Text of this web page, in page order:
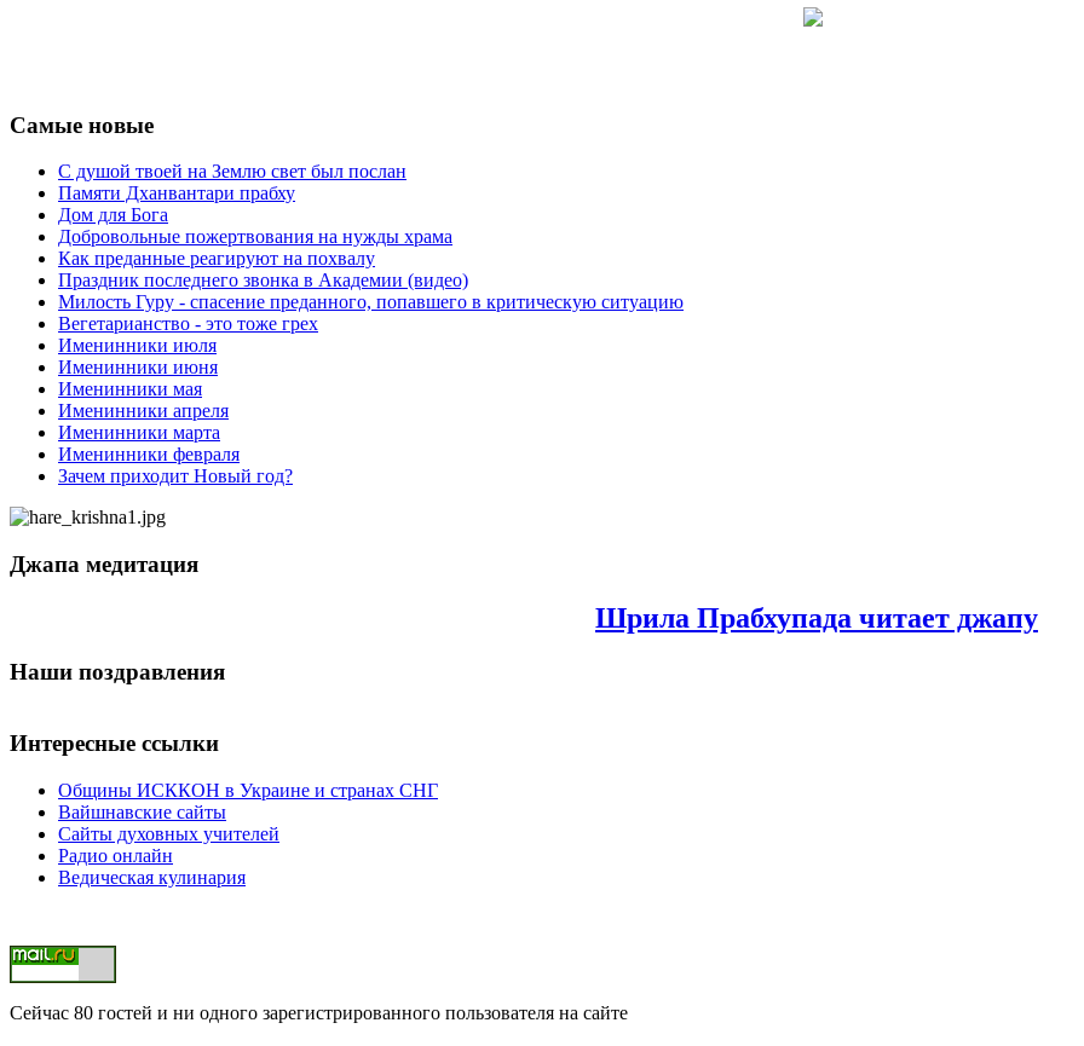
Самые новые
С душой твоей на Землю свет был послан
Памяти Дханвантари прабху
Дом для Бога
Добровольные пожертвования на нужды храма
Как преданные реагируют на похвалу
Праздник последнего звонка в Академии (видео)
Милость Гуру - спасение преданного, попавшего в критическую ситуацию
Вегетарианство - это тоже грех
Именинники июля
Именинники июня
Именинники мая
Именинники апреля
Именинники марта
Именинники февраля
Зачем приходит Новый год?
Джапа медитация
Шрила Прабхупада читает джапу
Наши поздравления
Интересные ссылки
Общины ИСККОН в Украине и странах СНГ
Вайшнавские сайты
Сайты духовных учителей
Радио онлайн
Ведическая кулинария
Сейчас 80 гостей и ни одного зарегистрированного пользователя на сайте